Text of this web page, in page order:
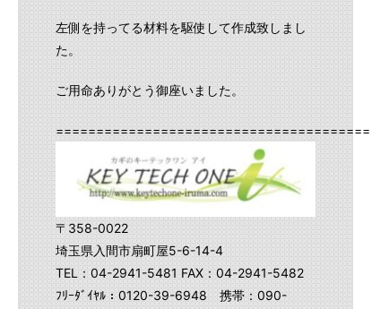
左側を持ってる材料を駆使して作成致しまし
た。
ご用命ありがとう御座いました。
〒358-0022
埼玉県入間市扇町屋5-6-14-4
TEL：04-2941-5481 FAX：04-2941-5482
ﾌﾘｰﾀﾞｲﾔﾙ：0120-39-6948 携帯：090-